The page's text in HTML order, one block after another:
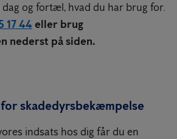
og fortæl, hvad du har brug for.
17 44 eller brug
nederst på siden.
skadedyrsbekæmpelse
indsats hos dig får du en